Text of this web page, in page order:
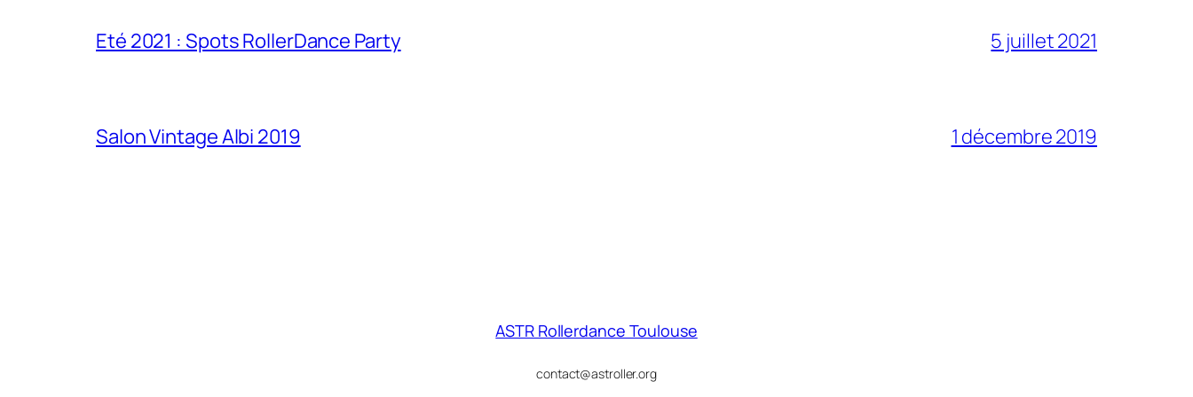
Eté 2021 : Spots RollerDance Party 5 juillet 2021
Salon Vintage Albi 2019 1 décembre 2019
ASTR Rollerdance Toulouse
contact@astroller.org